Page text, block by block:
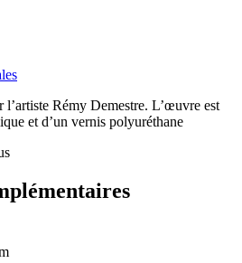
Rémy Demestre. L’œuvre est
et d’un vernis polyuréthane